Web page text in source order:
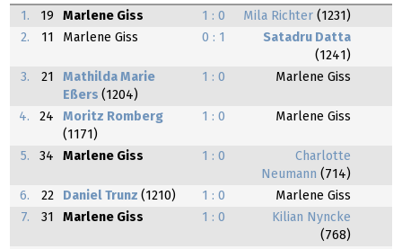
1.
19 Marlene Giss 1 : 0 Mila Richter (1231)
2.
11 Marlene Giss 0 : 1
Satadru Datta
(1241)
3.
21
Mathilda Marie
Eßers (1204)
1 : 0 Marlene Giss
4. 24
Moritz Romberg
(1171)
1 : 0 Marlene Giss
5. 34 Marlene Giss 1 : 0
Charlotte
Neumann (714)
6.
22 Daniel Trunz (1210) 1 : 0
Marlene Giss
7.
31 Marlene Giss 1 : 0
Kilian Nyncke
(768)